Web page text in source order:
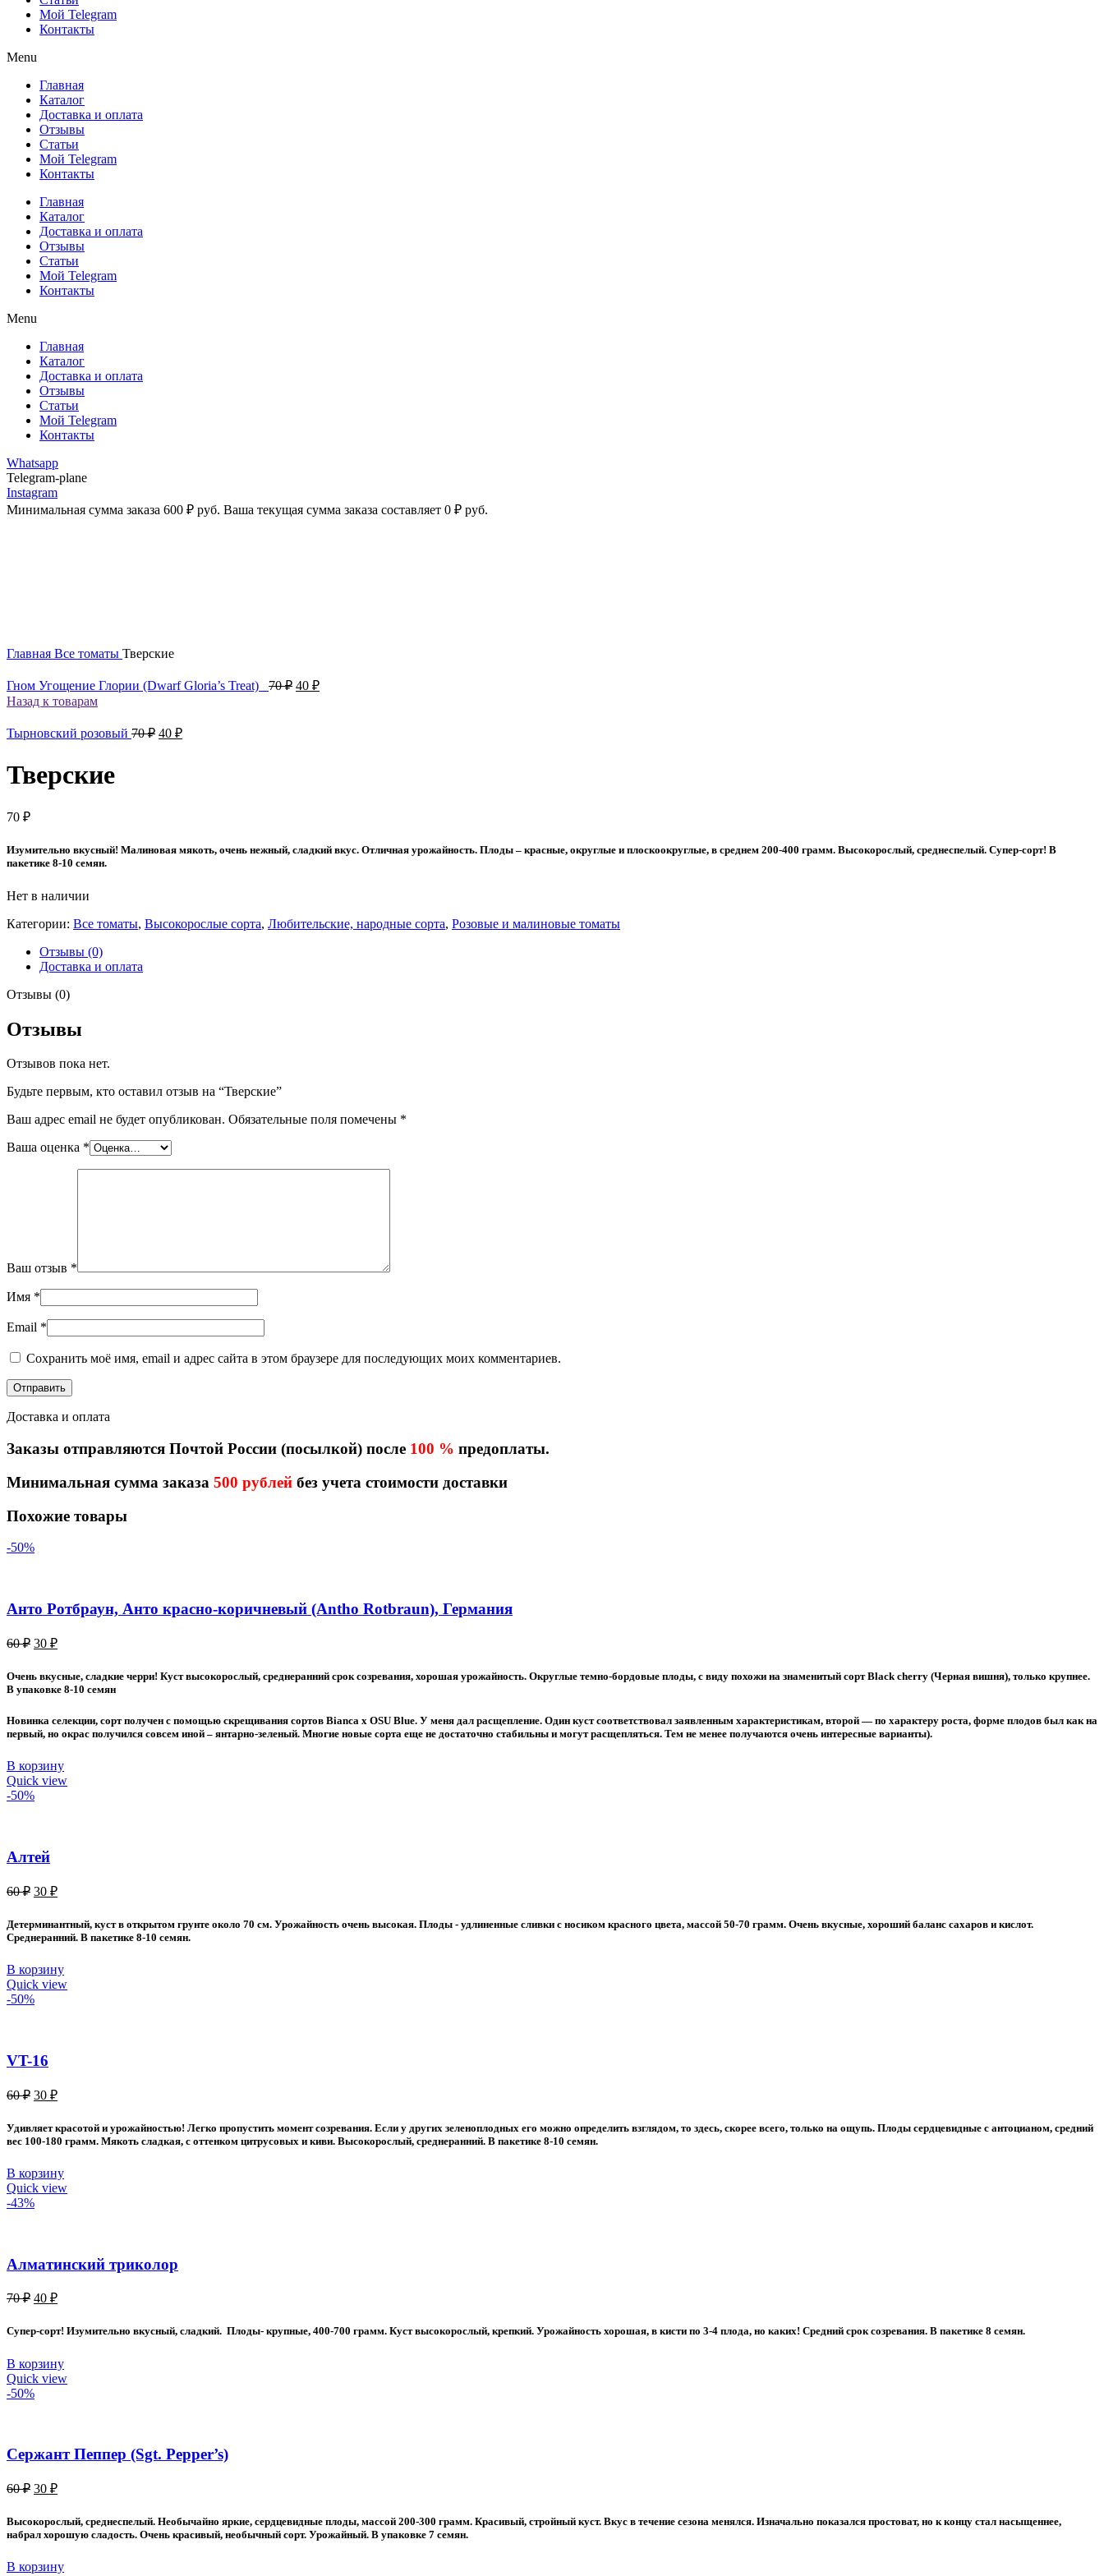
Мой Telegram
Контакты
Menu
Главная
Каталог
Доставка и оплата
Отзывы
Статьи
Мой Telegram
Контакты
Главная
Каталог
Доставка и оплата
Отзывы
Статьи
Мой Telegram
Контакты
Menu
Главная
Каталог
Доставка и оплата
Отзывы
Статьи
Мой Telegram
Контакты
Whatsapp
Telegram-plane
Instagram
Минимальная сумма заказа 600 ₽ руб. Ваша текущая сумма заказа составляет 0 ₽ руб.
Главная Все томаты Тверские
Гном Угощение Глории (Dwarf Gloria’s Treat) 70₽ Первоначальная
40 ₽Текущая
Назад к товарам
Тырновский розовый 70₽ Первоначальная
40 ₽Текущая
Тверские
70 ₽
Изумительно вкусный! Малиновая мякоть, очень нежный, сладкий вкус. Отличная урожайность. Плоды – красные, округлые и плоскоокруглые, в среднем 200-400 грамм. Высокорослый, среднеспелый. Супер-сорт! В
пакетике 8-10 семян.
Нет в наличии
Категории: Все томаты, Высокорослые сорта, Любительские, народные сорта, Розовые и малиновые томаты
Отзывы (0)
Доставка и оплата
Отзывы (0)
Отзывы
Отзывов пока нет.
Будьте первым, кто оставил отзыв на “Тверские”
Ваш адрес email не будет опубликован. Обязательные поля помечены *
Ваша оценка *
Ваш отзыв *
Имя *
Email *
Сохранить моё имя, email и адрес сайта в этом браузере для последующих моих комментариев.
Доставка и оплата
Заказы отправляются Почтой России (посылкой) после 100 % предоплаты.
Минимальная сумма заказа 500 рублей без учета стоимости доставки
Похожие товары
-50%
Анто Ротбраун, Анто красно-коричневый (Antho Rotbraun), Германия
60₽ Первоначальная
60 ₽.
30 ₽Текущая
30 ₽.
Очень вкусные, сладкие черри! Куст высокорослый, среднеранний срок созревания, хорошая урожайность. Округлые темно-бордовые плоды, с виду похожи на знаменитый сорт Black cherry (Черная вишня), только крупнее.
В упаковке 8-10 семян
Новинка селекции, сорт получен с помощью скрещивания сортов Bianca x OSU Blue. У меня дал расщепление. Один куст соответствовал заявленным характеристикам, второй — по характеру роста, форме плодов был как на
первый, но окрас получился совсем иной – янтарно-зеленый. Многие новые сорта еще не достаточно стабильны и могут расщепляться. Тем не менее получаются очень интересные варианты).
В корзину
Quick view
-50%
Алтей
60₽ Первоначальная
составляла
60 ₽.
30 ₽Текущая
30 ₽.
Детерминантный, куст в открытом грунте около 70 см. Урожайность очень высокая. Плоды - удлиненные сливки с носиком красного цвета, массой 50-70 грамм. Очень вкусные, хороший баланс сахаров и кислот.
Среднеранний. В пакетике 8-10 семян.
В корзину
Quick view
-50%
VT-16
60₽ Первоначальная
60 ₽.
30 ₽Текущая
30 ₽.
Удивляет красотой и урожайностью! Легко пропустить момент созревания. Если у других зеленоплодных его можно определить взглядом, то здесь, скорее всего, только на ощупь. Плоды сердцевидные с антоцианом, средний
вес 100-180 грамм. Мякоть сладкая, с оттенком цитрусовых и киви. Высокорослый, среднеранний. В пакетике 8-10 семян.
В корзину
Quick view
-43%
Алматинский триколор
70₽ Первоначальная
составляла
70 ₽.
40 ₽Текущая
40 ₽.
Супер-сорт! Изумительно вкусный, сладкий. Плоды- крупные, 400-700 грамм. Куст высокорослый, крепкий. Урожайность хорошая, в кисти по 3-4 плода, но каких! Средний срок созревания. В пакетике 8 семян.
В корзину
Quick view
-50%
Сержант Пеппер (Sgt. Pepper’s)
60₽ Первоначальная
составляла
60 ₽.
30 ₽Текущая
30 ₽.
Высокорослый, среднеспелый. Необычайно яркие, сердцевидные плоды, массой 200-300 грамм. Красивый, стройный куст. Вкус в течение сезона менялся. Изначально показался простоват, но к концу стал насыщеннее,
набрал хорошую сладость. Очень красивый, необычный сорт. Урожайный. В упаковке 7 семян.
В корзину